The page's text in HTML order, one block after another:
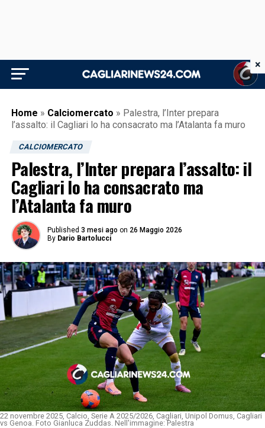
Home » Calciomercato » Palestra, l’Inter prepara
l’assalto: il Cagliari lo ha consacrato ma l’Atalanta fa muro
CALCIOMERCATO
Palestra, l’Inter prepara l’assalto: il
Cagliari lo ha consacrato ma
l’Atalanta fa muro
Published 3 mesi ago on 26 Maggio 2026
By Dario Bartolucci
22 novembre 2025, Calcio, Serie A 2025/2026, Cagliari, Unipol Domus, Cagliari
vs Genoa. Foto Gianluca Zuddas. Nell'immagine: Palestra
×